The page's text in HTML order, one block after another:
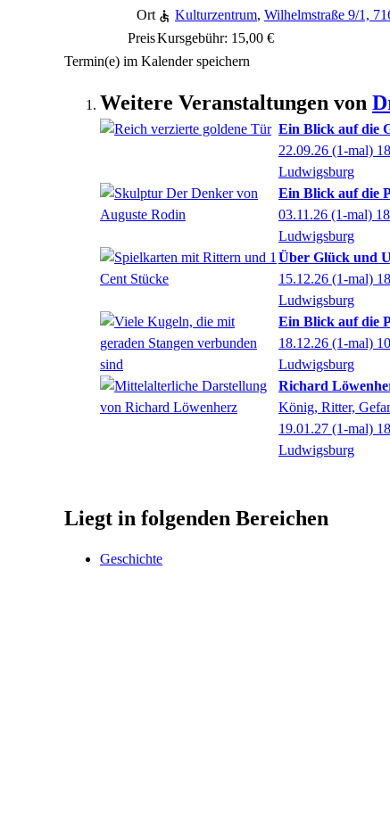
Ort
Kulturzentrum, Wilhelmstraße 9/1,
PreisKursgebühr: 15,00 €
Termin(e) im Kalender speichern
Weitere Veranstaltungen von
Ein Blick auf die
22.09.26 (1-mal)
Ludwigsburg
Ein Blick auf die
03.11.26 (1-mal)
Ludwigsburg
Über Glück und
15.12.26 (1-mal)
Ludwigsburg
Ein Blick auf die
18.12.26 (1-mal)
Ludwigsburg
Richard
König, Ritter,
19.01.27 (1-mal)
Ludwigsburg
Liegt in folgenden Bereichen
Geschichte